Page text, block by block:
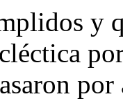
y
por